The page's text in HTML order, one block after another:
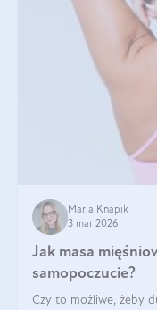
Maria Knapik
3 mar 2026
Jak masa
samopoczucie?
Czy to możliwe, żeby